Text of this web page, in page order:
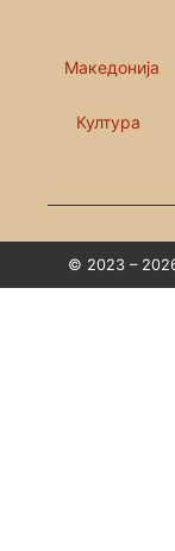
Македонија
Култура
© 2023 –